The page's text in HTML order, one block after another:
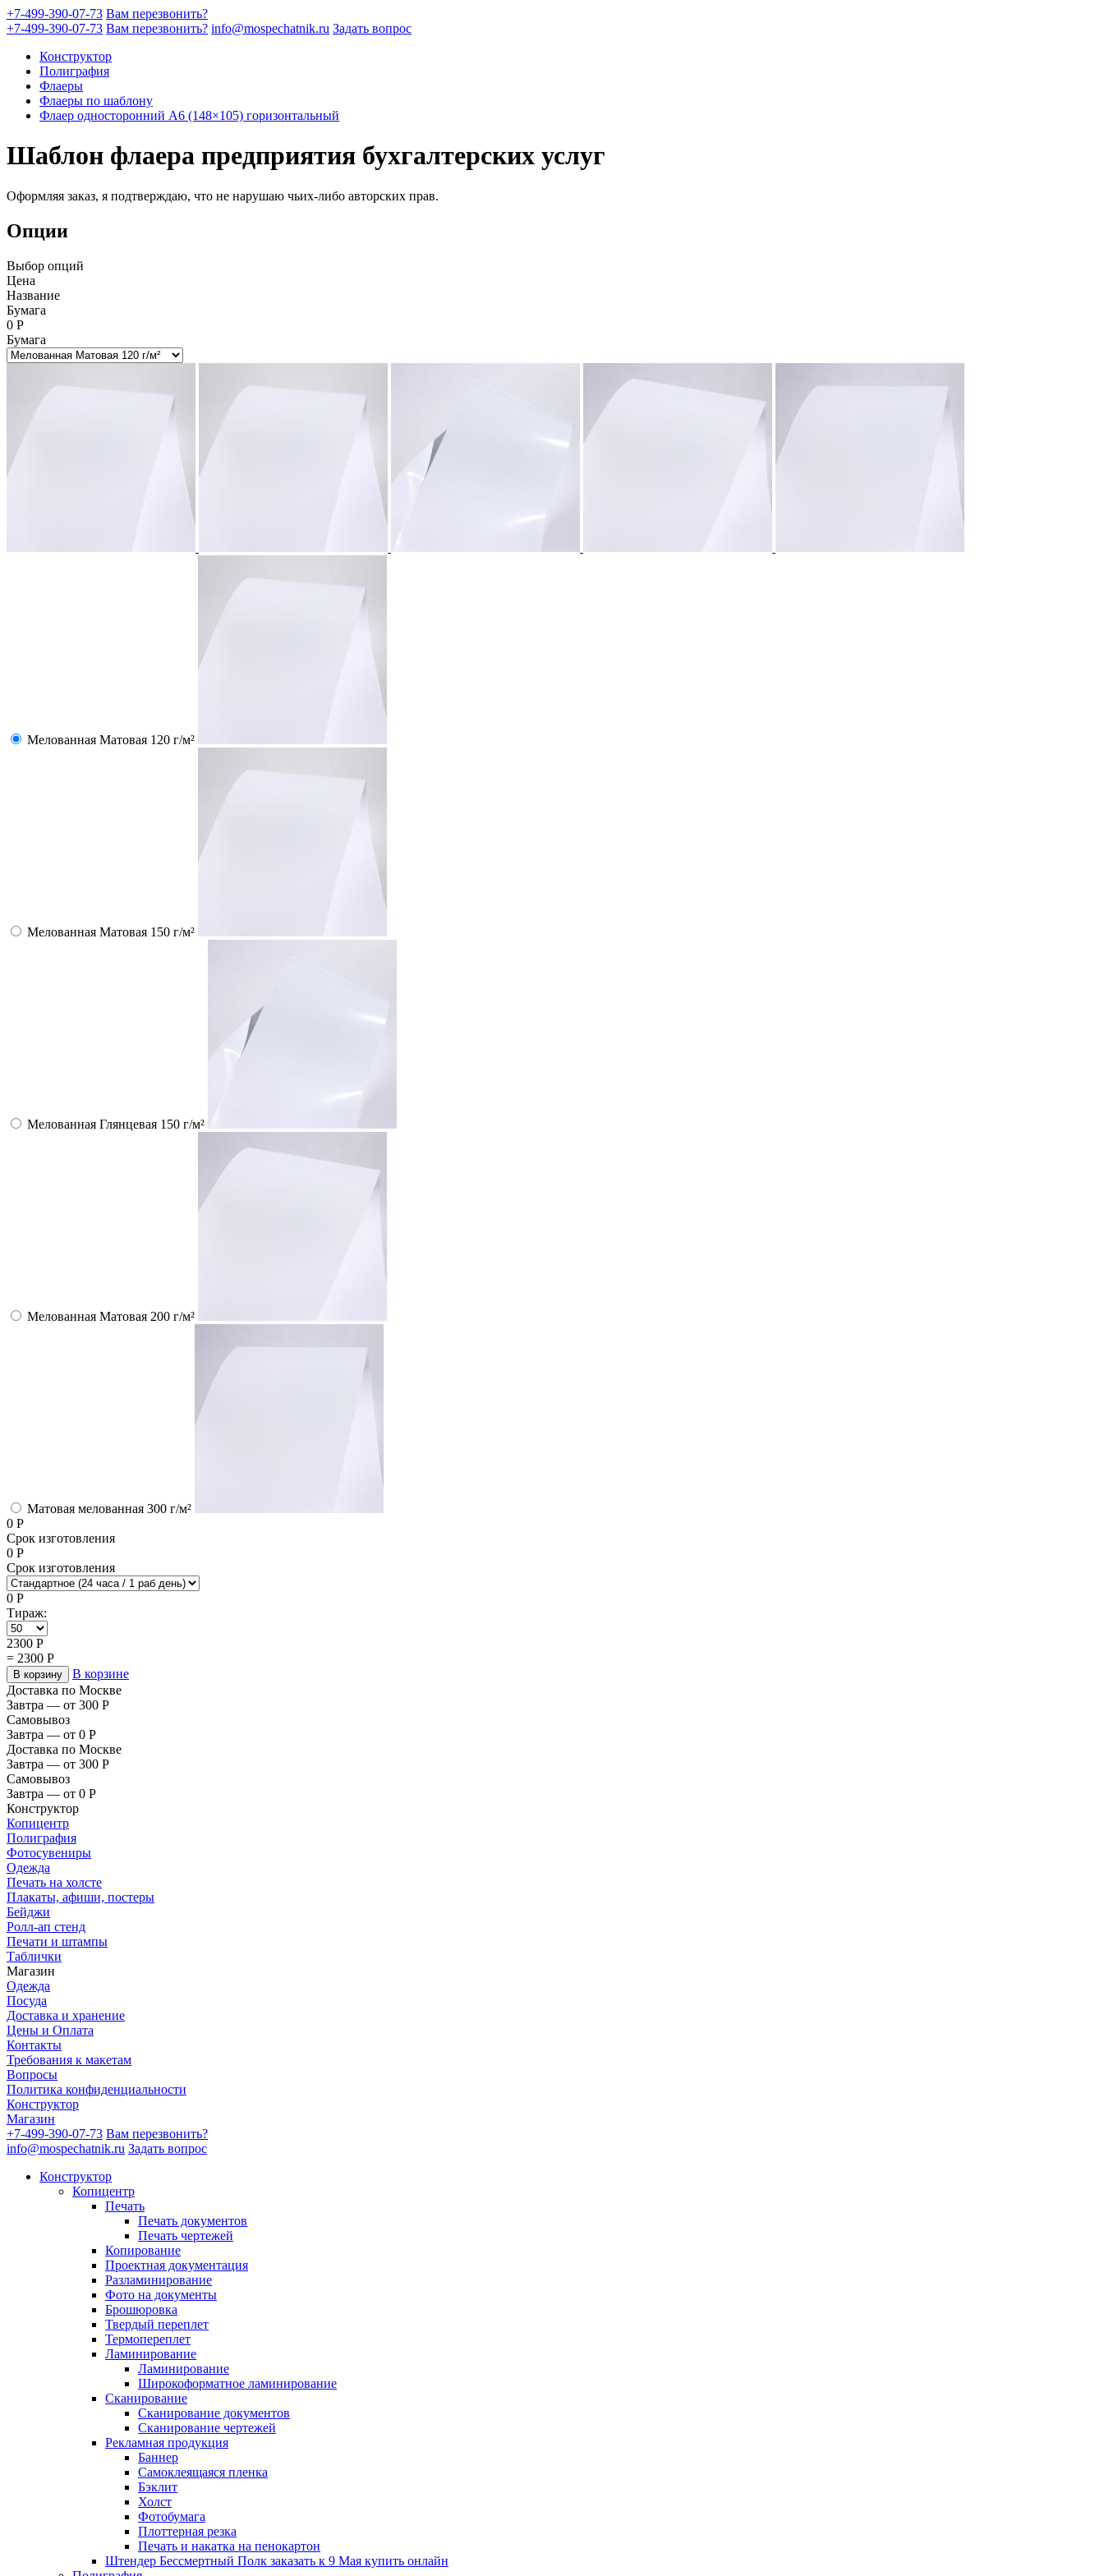
+7-499-390-07-73 Вам перезвонить?
+7-499-390-07-73 Вам перезвонить? info@mospechatnik.ru Задать вопрос
Конструктор
Полиграфия
Флаеры
Флаеры по шаблону
Флаер односторонний A6 (148×105) горизонтальный
Шаблон флаера предприятия бухгалтерских услуг
Оформляя заказ, я подтверждаю, что не нарушаю чьих-либо авторских прав.
Опции
Выбор опций
Цена
Название
Бумага
0 Р
Бумага
Мелованная Матовая 120 г/м²
Мелованная Матовая 150 г/м²
Мелованная Глянцевая 150 г/м²
Мелованная Матовая 200 г/м²
Матовая мелованная 300 г/м²
0 Р
Срок изготовления
0 Р
Срок изготовления
0 Р
Тираж:
2300 Р
= 2300 Р
В корзину
В корзине
Доставка по Москве
Завтра — от 300 Р
Самовывоз
Завтра — от 0 Р
Доставка по Москве
Завтра — от 300 Р
Самовывоз
Завтра — от 0 Р
Конструктор
Копицентр
Полиграфия
Фотосувениры
Одежда
Печать на холсте
Плакаты, афиши, постеры
Бейджи
Ролл-ап стенд
Печати и штампы
Таблички
Магазин
Одежда
Посуда
Доставка и хранение
Цены и Оплата
Контакты
Требования к макетам
Вопросы
Политика конфиденциальности
Конструктор
Магазин
+7-499-390-07-73 Вам перезвонить?
info@mospechatnik.ru Задать вопрос
Конструктор
Копицентр
Печать
Печать документов
Печать чертежей
Копирование
Проектная документация
Разламинирование
Фото на документы
Брошюровка
Твердый переплет
Термопереплет
Ламинирование
Ламинирование
Широкоформатное ламинирование
Сканирование
Сканирование документов
Сканирование чертежей
Рекламная продукция
Баннер
Самоклеящаяся пленка
Бэклит
Холст
Фотобумага
Плоттерная резка
Печать и накатка на пенокартон
Штендер Бессмертный Полк заказать к 9 Мая купить онлайн